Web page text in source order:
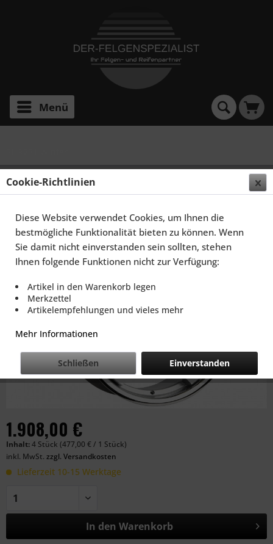
Menü
SCHMIDT FELGEN 20 ZOLL XS5 FÜR MERCEDES-
BENZ SL-KLASSE R231, HIGHGLOSS SILBER
1.908,00 €
Inhalt:4 Stück (477,00 € / 1 Stück)
inkl. MwSt. zzgl. Versandkosten
Lieferzeit 10-15 Werktage
In den Warenkorb
Cookie-Richtlinien
Diese Website verwendet Cookies, um Ihnen die
bestmögliche Funktionalität bieten zu können. Wenn
Sie damit nicht einverstanden sein sollten, stehen
Ihnen folgende Funktionen nicht zur Verfügung:
Artikel in den Warenkorb legen
Merkzettel
Artikelempfehlungen und vieles mehr
Mehr Informationen
Einverstanden
Schließen